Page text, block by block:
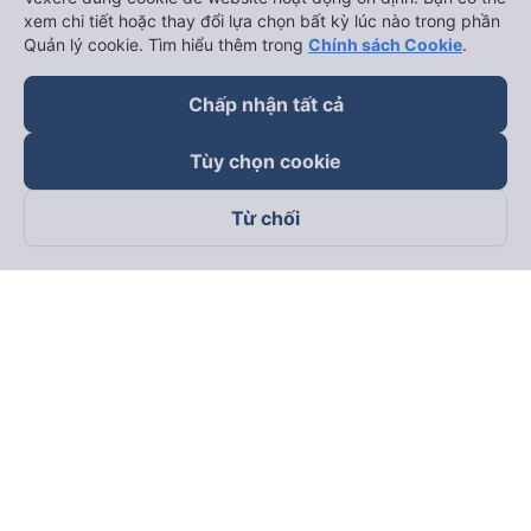
Theo dõi chúng tôi trên
xem chi tiết hoặc thay đổi lựa chọn bất kỳ lúc nào trong phần
Quản lý cookie. Tìm hiểu thêm trong Chính sách Cookie.
Chấp nhận tất cả
Tùy chọn cookie
Từ chối